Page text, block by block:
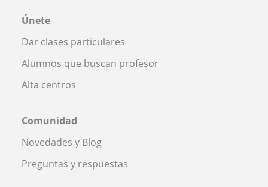
Únete
Dar clases particulares
Alumnos que buscan profesor
Alta centros
Comunidad
Novedades y Blog
Preguntas y respuestas